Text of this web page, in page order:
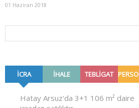
01 Haziran 2018